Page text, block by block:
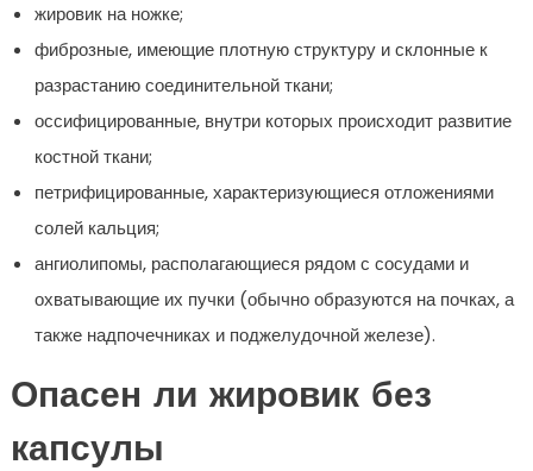
жировик на ножке;
фиброзные, имеющие плотную структуру и склонные к
разрастанию соединительной ткани;
оссифицированные, внутри которых происходит развитие
костной ткани;
петрифицированные, характеризующиеся отложениями
солей кальция;
ангиолипомы, располагающиеся рядом с сосудами и
охватывающие их пучки (обычно образуются на почках, а
также надпочечниках и поджелудочной железе).
Опасен ли жировик без
капсулы